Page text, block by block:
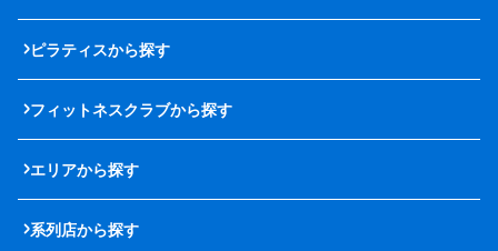
ピラティスから探す
フィットネスクラブから探す
エリアから探す
系列店から探す